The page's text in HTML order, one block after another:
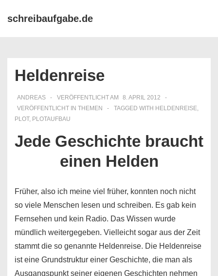
Zumschreibaufgabe.de
Heldenreise
ANDREAS VERÖFFENTLICHT AM
8. APRIL 2012
VERÖFFENTLICHT IN THEMEN TAGGED WITH HELDENREISE,
PLOT, PLOTAUFBAU
Jede Geschichte braucht
einen Helden
Früher, also ich meine viel früher, konnten noch nicht
so viele Menschen lesen und schreiben. Es gab kein
Fernsehen und kein Radio. Das Wissen wurde
mündlich weitergegeben. Vielleicht sogar aus der Zeit
stammt die so genannte Heldenreise. Die Heldenreise
ist eine Grundstruktur einer Geschichte, die man als
Ausgangspunkt seiner eigenen Geschichten nehmen